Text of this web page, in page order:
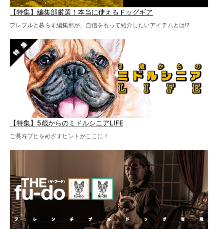
【特集】編集部厳選！本当に使えるドッグギア
フレブルと暮らす編集部が、自信をもって紹介したいアイテムとは!?
【特集】5歳からのミドルシニアLIFE
ご長寿ブヒをめざすヒントがここに！